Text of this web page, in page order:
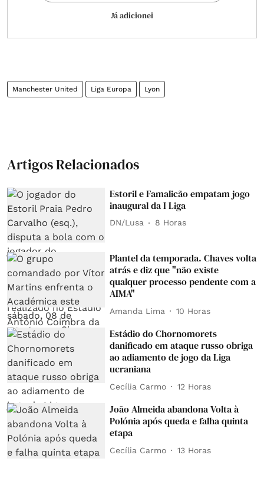
Já adicionei
Manchester United Liga Europa Lyon
Artigos Relacionados
Estoril e Famalicão empatam jogo
inaugural da I Liga
DN/Lusa 8 Horas
Plantel da temporada. Chaves volta
atrás e diz que "não existe
qualquer processo pendente com a
AIMA"
Amanda Lima 10 Horas
Estádio do Chornomorets
danificado em ataque russo obriga
ao adiamento de jogo da Liga
ucraniana
Cecília Carmo 12 Horas
João Almeida abandona Volta à
Polónia após queda e falha quinta
etapa
Cecília Carmo 13 Horas